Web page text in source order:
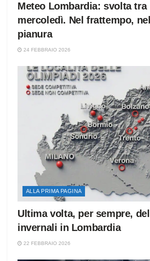
Meteo Lombardia: svolta tra
mercoledì. Nel frattempo,
pianura
24 FEBBRAIO 2026
ALLA PRIMA PAGINA
Ultima volta, per sempre,
invernali in Lombardia
22 FEBBRAIO 2026